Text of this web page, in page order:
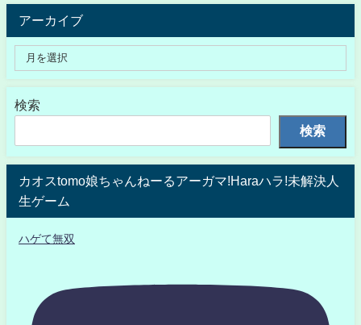
アーカイブ
検索
検索
カオスtomo娘ちゃんねーるアーガマ!Haraハラ!未解決人
生ゲーム
ハゲて無双